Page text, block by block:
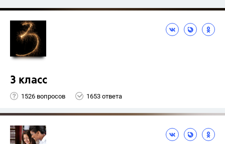
3 класс
1526 вопросов 1653 ответа